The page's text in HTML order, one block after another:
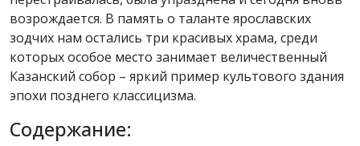
возрождается. В память о таланте ярославских
зодчих нам остались три красивых храма, среди
которых особое место занимает величественный
Казанский собор – яркий пример культового здания
эпохи позднего классицизма.
Содержание: